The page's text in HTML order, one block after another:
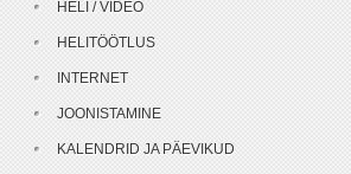
HELI / VIDEO
HELITÖÖTLUS
INTERNET
JOONISTAMINE
KALENDRID JA PÄEVIKUD